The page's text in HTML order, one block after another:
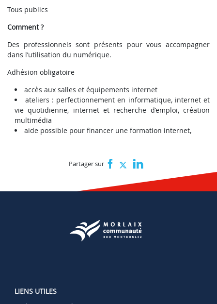
Tous publics
Comment ?
Des professionnels sont présents pour vous accompagner
dans l’utilisation du numérique.
Adhésion obligatoire
accès aux salles et équipements internet
ateliers : perfectionnement en informatique, internet et
vie quotidienne, internet et recherche d’emploi, création
multimédia
aide possible pour financer une formation internet,
Partager sur
LIENS UTILES